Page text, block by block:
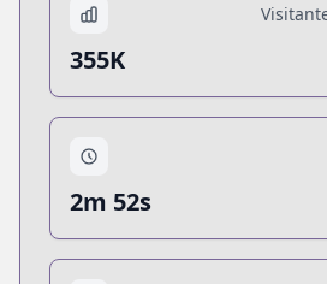
355K
2m 52s